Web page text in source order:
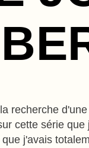
recherche
cette série
j'avais